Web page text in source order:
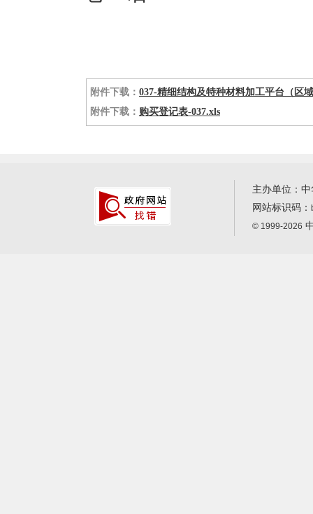
附件下载： 037-精细结构及特种材料加工平台（区
附件下载： 购买登记表-037.xls
主办单位：
网站标识码：
© 1999-2026